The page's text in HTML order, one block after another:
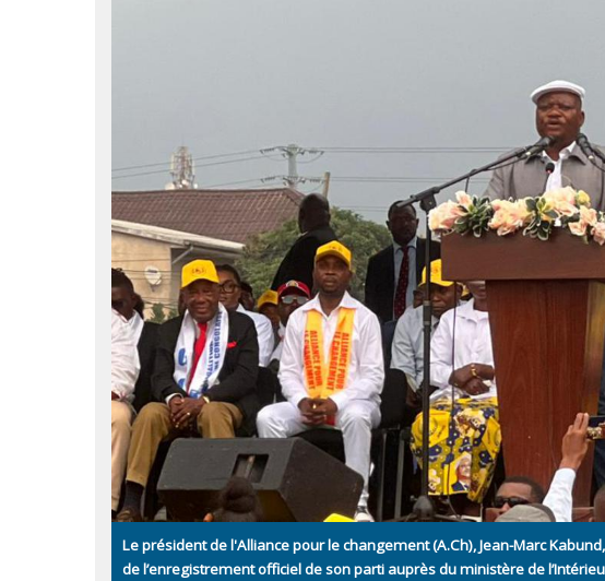
Le président de l'Alliance pour le changement (A.Ch), Jean-Marc
de l’enregistrement officiel de son parti auprès du ministère de